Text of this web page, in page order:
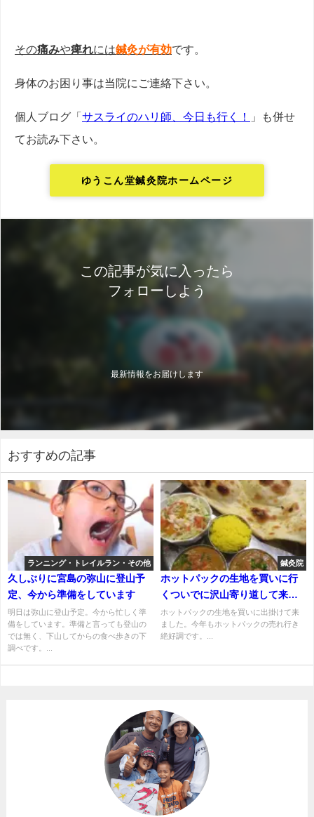
その痛みや痺れには鍼灸が有効です。
身体のお困り事は当院にご連絡下さい。
個人ブログ「 サスライのハリ師、今日も行く！
」も併せ
てお読み下さい。
ゆうこん堂鍼灸院ホームページ
この記事が気に入ったら
フォローしよう
最新情報をお届けします
おすすめの記事
ランニング・トレイルラン・その他
久しぶりに宮島の弥山に登山予
定、今から準備をしています
明日は弥山に登山予定。今から忙しく準
備をしています。準備と言っても登山の
では無く、下山してからの食べ歩きの下
調べです。...
鍼灸院
ホットパックの生地を買いに行
くついでに沢山寄り道して来ま
した
ホットパックの生地を買いに出掛けて来
ました。今年もホットパックの売れ行き
絶好調です。...